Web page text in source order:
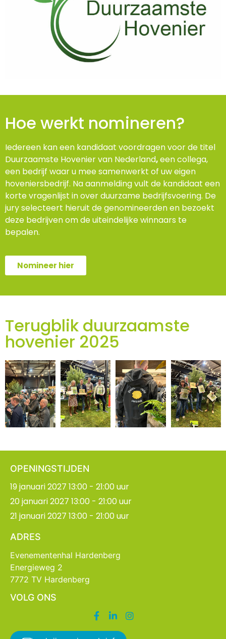
Hoe werkt nomineren?
Iedereen kan een kandidaat voordragen voor de titel
Duurzaamste Hovenier van Nederland,een collega,
een bedrijf waar u mee samenwerkt of uw eigen
hoveniersbedrijf. Na aanmelding vult de kandidaat een
korte vragenlijst in over duurzame bedrijfsvoering. De
jury selecteert hieruit de genomineerden en bezoekt
deze bedrijven om de uiteindelijke winnaars te
bepalen.
Nomineer hier
Terugblik duurzaamste
hovenier 2025
OPENINGSTIJDEN
19 januari 2027 13:00 - 21:00 uur
20 januari 2027 13:00 - 21:00 uur
21 januari 2027 13:00 - 21:00 uur
ADRES
Evenementenhal Hardenberg
Energieweg 2
7772 TV Hardenberg
VOLG ONS